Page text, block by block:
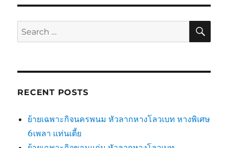
Search
for:
RECENT POSTS
ย้ายเฉพาะกิจนครพนม หัวลากหางโลวเบท หางพิเศษ
6เพลา แท่นเตี้ย